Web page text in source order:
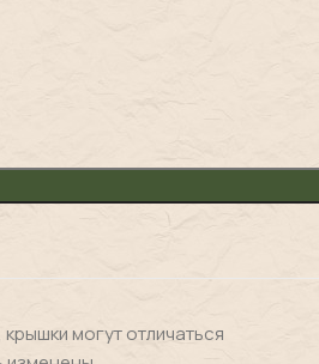
могут отличаться